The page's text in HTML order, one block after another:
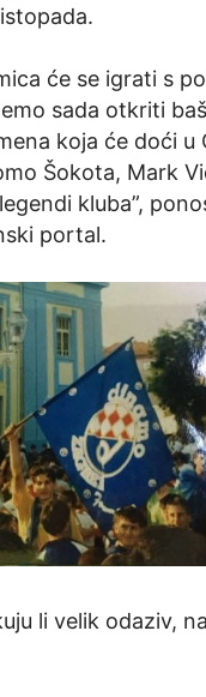
će se igrati s
sada otkriti
koja će doći u
Šokota, Mark
kluba”,
portal.
li velik odaziv,